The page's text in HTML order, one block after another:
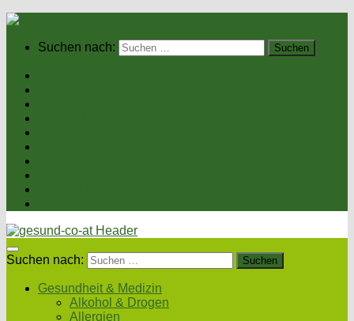
Suchen nach:
Suchen nach:
Gesundheit & Medizin
Alkohol & Drogen
Allergien